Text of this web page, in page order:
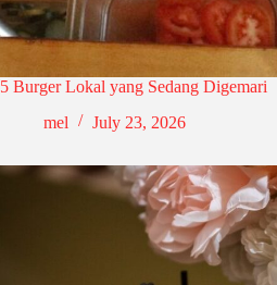
5 Burger Lokal yang Sedang Digemari
mel
July 23, 2026